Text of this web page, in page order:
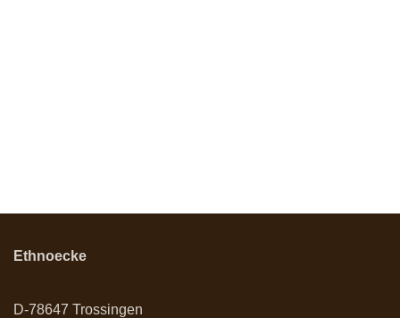
Ethnoecke
D-78647 Trossingen